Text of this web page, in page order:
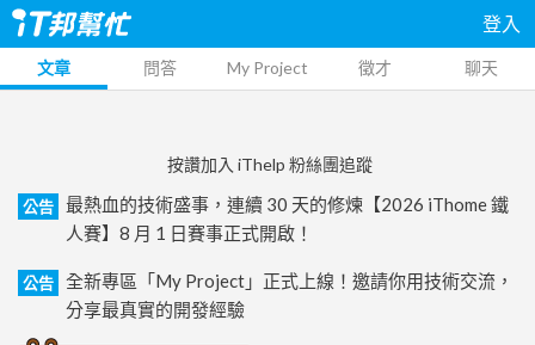
登入
文章 問答 My Project 徵才 聊天
按讚加入 iThelp 粉絲團追蹤
公告
最熱血的技術盛事，連續 30 天的修煉【2026 iThome 鐵
人賽】8 月 1 日賽事正式開啟！
公告
全新專區「My Project」正式上線！邀請你用技術交流，
分享最真實的開發經驗